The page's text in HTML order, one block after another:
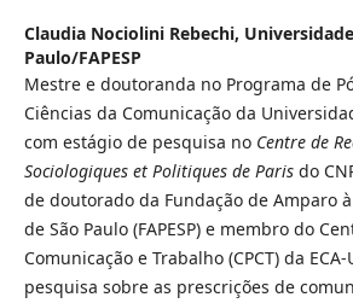
Claudia Nociolini Rebechi,
Paulo/FAPESP
Mestre e doutoranda no Programa de
Ciências da Comunicação da
com estágio de pesquisa no Centre de
Sociologiques et Politiques de Parisdo
de doutorado da Fundação de Amparo
de São Paulo (FAPESP) e membro do
Comunicação e Trabalho (CPCT) da ECA-
pesquisa sobre as prescrições de